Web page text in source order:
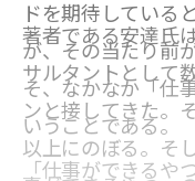
ドを期待している
が、その当たり前
そ、なかなか「仕
いうことである。
著者である安達氏
サルタントとして
ンと接してきた。
以上にのぼる。そ
「仕事ができるや